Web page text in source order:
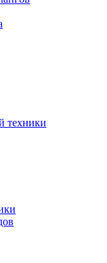
техники